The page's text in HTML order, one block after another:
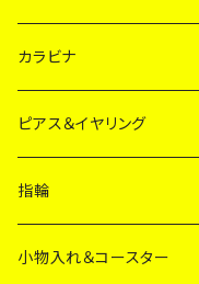
カラビナ
ピアス＆イヤリング
指輪
小物入れ＆コースター